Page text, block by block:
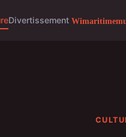
Divertissement